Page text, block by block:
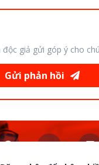
giả gửi góp ý cho
Gửi phản hồi
BÀI